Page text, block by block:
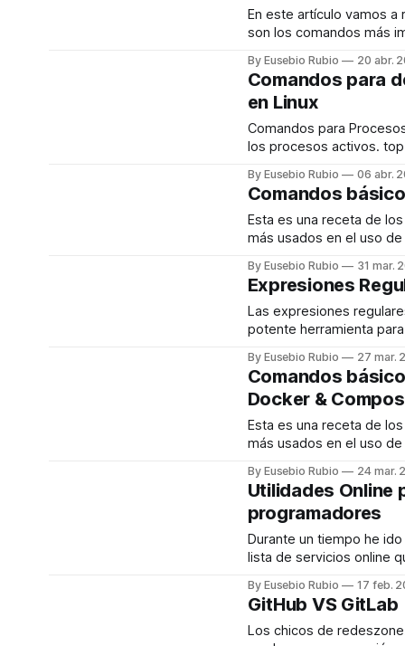
orientado a
comando, puedes
aplicaciones web y
dinámico
En este artículo vamos a
son los comandos más
remoto.
By Eusebio Rubio 20 abr.
Comandos para
en Linux
Comandos para Procesos ps
los procesos activos. top y htop Top y
descubrir que procesos
consumiendo tiempo de
en el que están y para
que procesos están
“ps” con
By Eusebio Rubio 06 abr.
Comandos
Esta es una receta de
más usados en el uso
del contenedor Docker Muy util cuando
queremos entrar en el
hacer cosas como aplicar
ejecutar comandos, o
By Eusebio Rubio 31 mar.
Expresiones
Las expresiones
potente herramienta
Con ellas podemos
complejas de cadenas,
términos, etc… Resumen: ^ Inicio de
la linea $ Fin de la linea [a-z] Busca
en el rango especificado
(http) Crea un grupo
By Eusebio Rubio 27 mar.
Comandos
Docker &
Esta es una receta de
más usados en el uso
del contenedor Docker Muy util cuando
queremos entrar en el
hacer cosas como aplicar
ejecutar comandos, o
By Eusebio Rubio 24 mar.
Utilidades Online
programadores
Durante un tiempo he
lista de servicios online
la lista de utilidades: * Visual Studio
Online * CodeAnywhere * CodeSandBox
* JSFiddle * Paiza.io * Diffchecker *
By Eusebio Rubio 17 feb.
GitHub VS GitLab
Los chicos de